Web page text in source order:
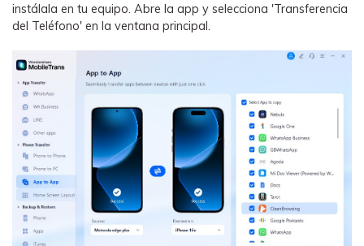
instálala en tu equipo. Abre la app y selecciona 'Transferencia
del Teléfono' en la ventana principal.